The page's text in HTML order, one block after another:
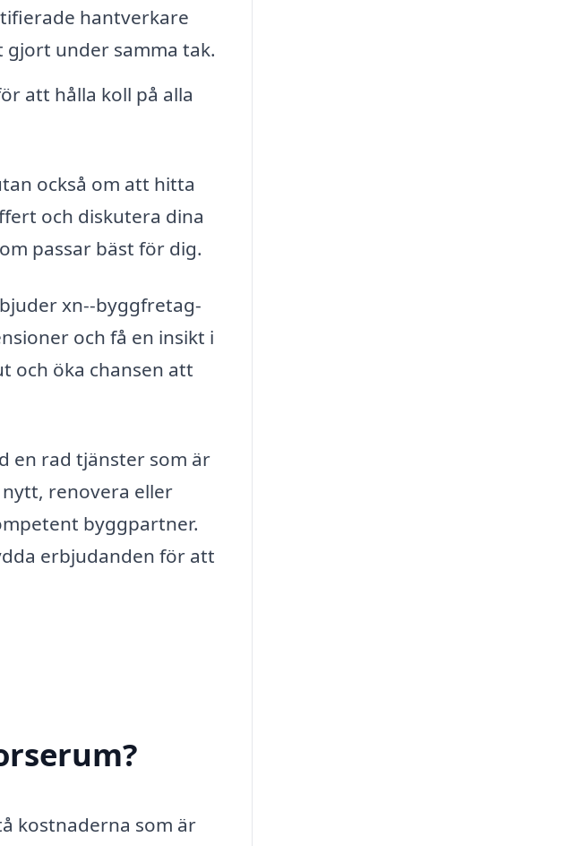
hantverkare
gjort under samma tak.
att hålla koll på alla
också om att hitta
och diskutera dina
passar bäst för dig.
xn--byggfretag-
och få en insikt i
och öka chansen att
en rad tjänster som är
renovera eller
byggpartner.
erbjudanden för att
kostnaderna som är